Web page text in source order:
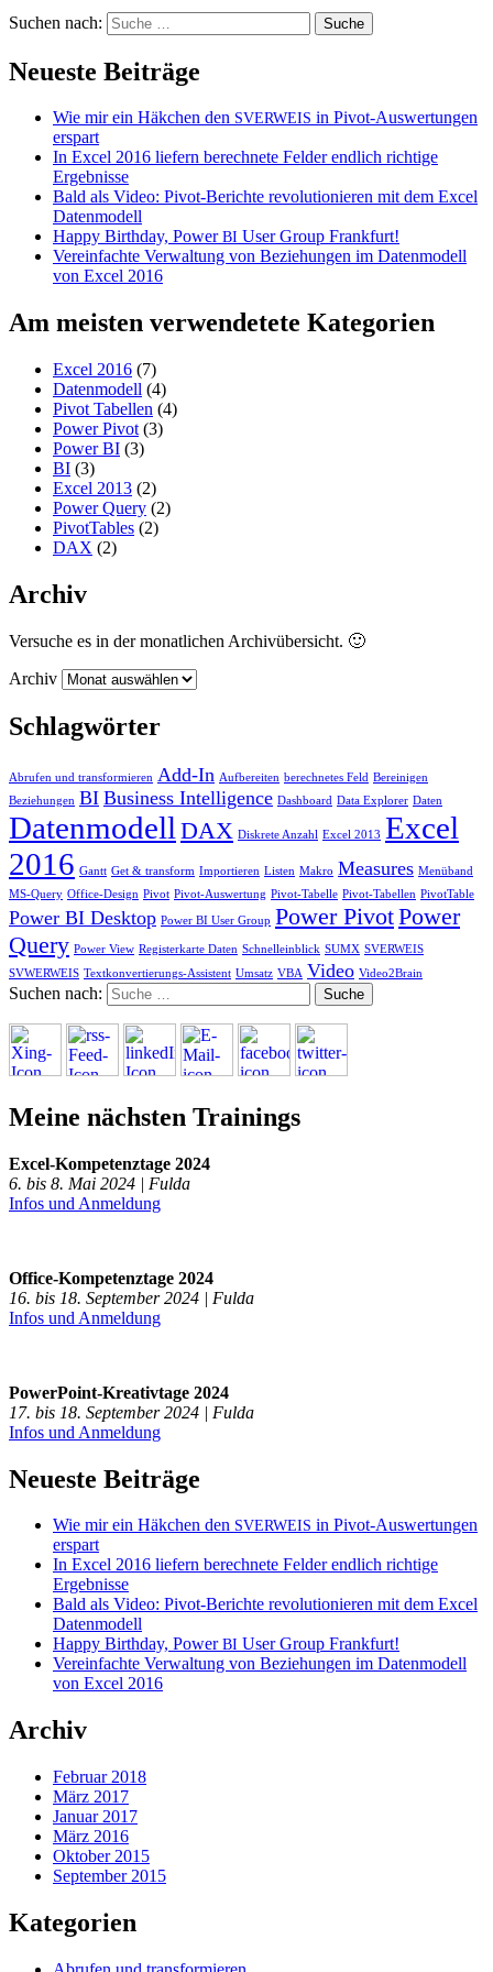
Suchen nach:
Neueste Beiträge
Wie mir ein Häkchen den SVERWEIS in Pivot-Auswertungen
erspart
In Excel 2016 liefern berechnete Felder endlich richtige
Ergebnisse
Bald als Video: Pivot-Berichte revolutionieren mit dem Excel
Datenmodell
Happy Birthday, PowerBI User Group Frankfurt!
Vereinfachte Verwaltung von Beziehungen im Datenmodell
von Excel 2016
Am meisten verwendetete Kategorien
Excel 2016 (7)
Datenmodell (4)
Pivot Tabellen (4)
Power Pivot (3)
Power BI (3)
BI (3)
Excel 2013 (2)
Power Query (2)
PivotTables (2)
DAX (2)
Archiv
Versuche es in der monatlichen Archivübersicht. 🙂
Archiv
Schlagwörter
Abrufen und transformieren Add-In Aufbereiten berechnetes Feld Bereinigen
Beziehungen BI Business Intelligence Dashboard Data Explorer Daten
Datenmodell DAX Diskrete Anzahl Excel 2013 Excel
2016 Gantt Get & transform Importieren Listen Makro Measures Menüband
MS-Query Office-Design Pivot Pivot-Auswertung Pivot-Tabelle Pivot-Tabellen PivotTable
Power BI Desktop Power BI User Group Power PivotPower
Query Power View Registerkarte Daten Schnelleinblick SUMX SVERWEIS
SVWERWEIS Textkonvertierungs-Assistent Umsatz VBA Video Video2Brain
Suchen nach:
Meine nächsten Trainings
Excel-Kompetenztage 2024
6. bis 8. Mai 2024 | Fulda
Infos und Anmeldung
Office-Kompetenztage 2024
16. bis 18. September 2024 | Fulda
Infos und Anmeldung
PowerPoint-Kreativtage 2024
17. bis 18. September 2024 | Fulda
Infos und Anmeldung
Neueste Beiträge
Wie mir ein Häkchen den SVERWEIS in Pivot-Auswertungen
erspart
In Excel 2016 liefern berechnete Felder endlich richtige
Ergebnisse
Bald als Video: Pivot-Berichte revolutionieren mit dem Excel
Datenmodell
Happy Birthday, PowerBI User Group Frankfurt!
Vereinfachte Verwaltung von Beziehungen im Datenmodell
von Excel 2016
Archiv
Februar 2018
März 2017
Januar 2017
März 2016
Oktober 2015
September 2015
Kategorien